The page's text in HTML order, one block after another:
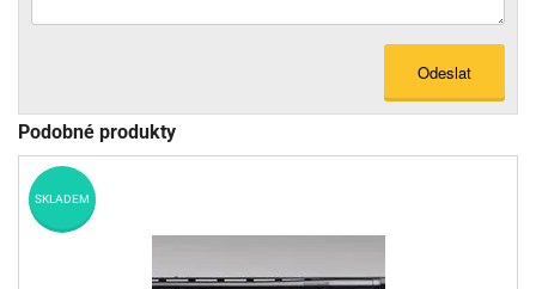
Odeslat
Podobné produkty
SKLADEM